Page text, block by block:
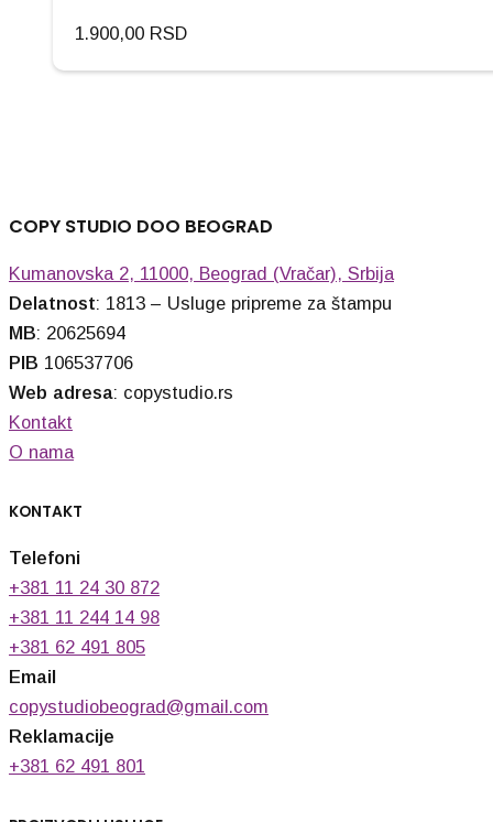
1.900,00 RSD
COPY STUDIO DOO BEOGRAD
Kumanovska 2, 11000, Beograd (Vračar), Srbija
Delatnost: 1813 – Usluge pripreme za štampu
MB: 20625694
PIB 106537706
Web adresa: copystudio.rs
Kontakt
O nama
KONTAKT
Telefoni
+381 11 24 30 872
+381 11 244 14 98
+381 62 491 805
Email
copystudiobeograd@gmail.com
Reklamacije
+381 62 491 801